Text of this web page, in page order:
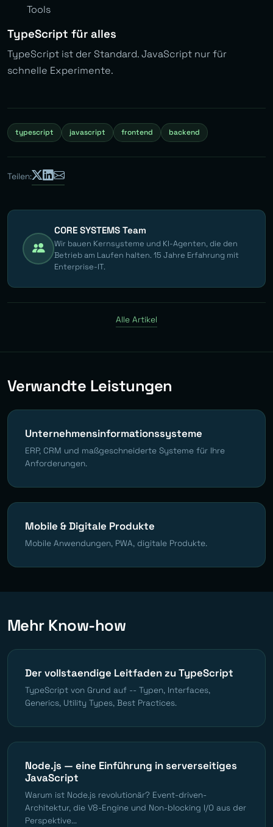
Tools
TypeScript für alles
TypeScript ist der Standard. JavaScript nur für
schnelle Experimente.
typescript javascript frontend backend
Teilen:
CORE SYSTEMS Team
Wir bauen Kernsysteme und KI-Agenten, die den
Betrieb am Laufen halten. 15 Jahre Erfahrung mit
Enterprise-IT.
Alle Artikel
Verwandte Leistungen
Unternehmensinformationssysteme
ERP, CRM und maßgeschneiderte Systeme für Ihre
Anforderungen.
Mobile & Digitale Produkte
Mobile Anwendungen, PWA, digitale Produkte.
Mehr Know-how
Der vollstaendige Leitfaden zu TypeScript
TypeScript von Grund auf -- Typen, Interfaces,
Generics, Utility Types, Best Practices.
Node.js — eine Einführung in serverseitiges
JavaScript
Warum ist Node.js revolutionär? Event-driven-
Architektur, die V8-Engine und Non-blocking I/O aus der
Perspektive...